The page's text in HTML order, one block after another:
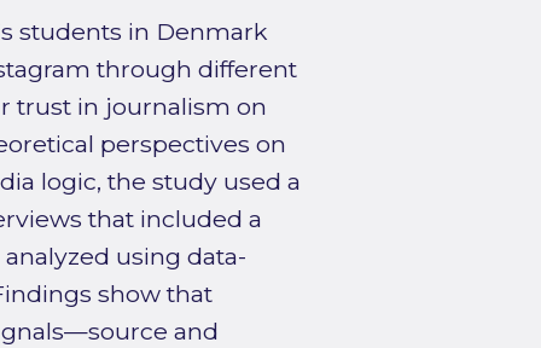
students in Denmark
through different
trust in journalism on
perspectives on
logic, the study used a
that included a
using data-
show that
and